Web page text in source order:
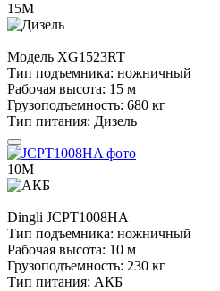
15М
Модель XG1523RT
Тип подъемника: ножничный
Рабочая высота: 15 м
Грузоподъемность: 680 кг
Тип питания: Дизель
10М
Dingli JCPT1008HA
Тип подъемника: ножничный
Рабочая высота: 10 м
Грузоподъемность: 230 кг
Тип питания: АКБ